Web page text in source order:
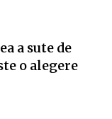
a sute de
o alegere